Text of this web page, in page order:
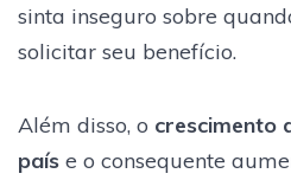
sinta inseguro sobre
solicitar seu benefício.
Além disso, o crescimento
país e o consequente